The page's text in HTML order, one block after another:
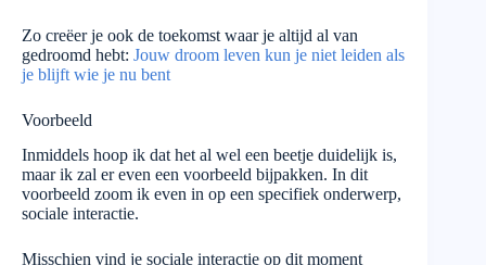
Zo creëer je ook de toekomst waar je altijd al van
gedroomd hebt: Jouw droom leven kun je niet leiden als
je blijft wie je nu bent
Voorbeeld
Inmiddels hoop ik dat het al wel een beetje duidelijk is,
maar ik zal er even een voorbeeld bijpakken. In dit
voorbeeld zoom ik even in op een specifiek onderwerp,
sociale interactie.
Misschien vind je sociale interactie op dit moment